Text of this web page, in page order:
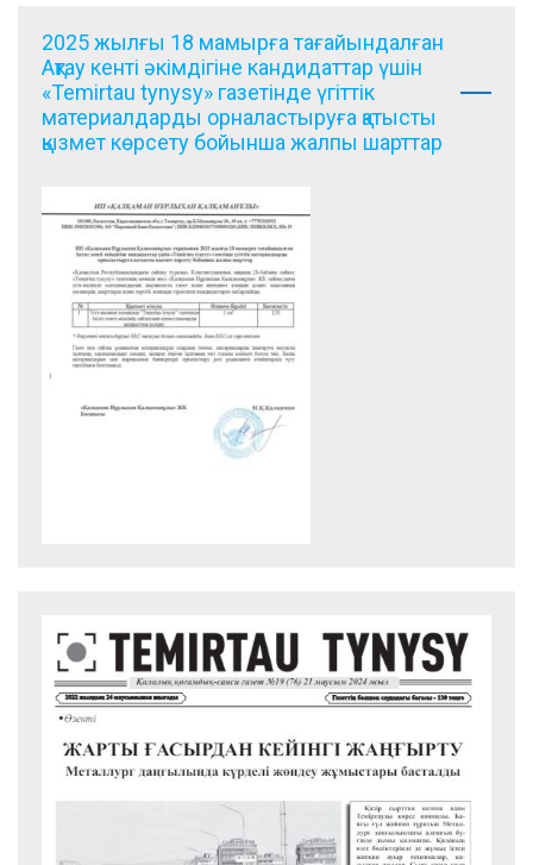
2025 жылғы 18 мамырға тағайындалған
Ақтау кенті әкімдігіне кандидаттар үшін
«Temirtau tynysy» газетінде үгіттік
материалдарды орналастыруға қатысты
қызмет көрсету бойынша жалпы шарттар